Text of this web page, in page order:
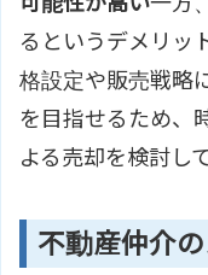
るというデメリッ
格設定や販売戦略
を目指せるため、
よる売却を検討し
不動産仲介